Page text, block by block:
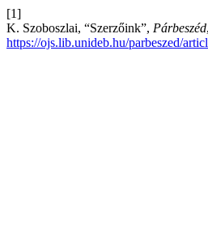
[1]
K. Szoboszlai, “Szerzőink”, Párbeszéd
https://ojs.lib.unideb.hu/parbeszed/